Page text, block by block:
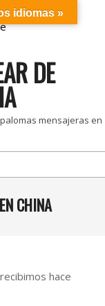
DE
mensajeras en
CHINA
hace
idiomas »